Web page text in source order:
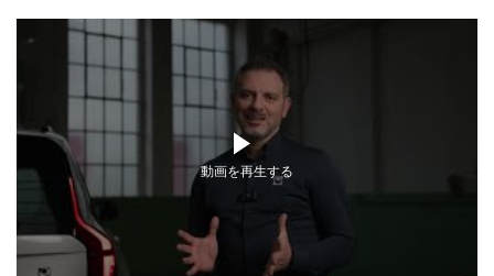
動画を再生する